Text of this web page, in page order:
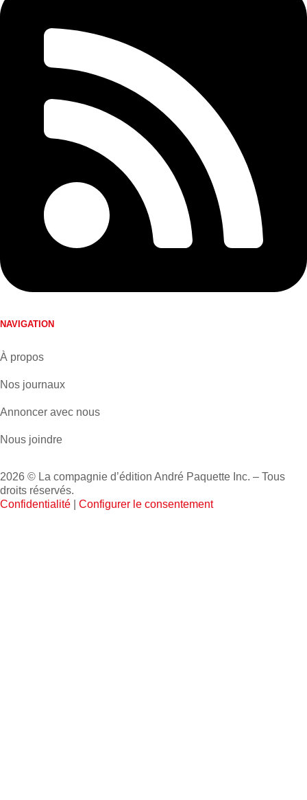
NAVIGATION
À propos
Nos journaux
Annoncer avec nous
Nous joindre
2026 © La compagnie d’édition André Paquette Inc. – Tous
droits réservés.
Confidentialité
Configurer le consentement